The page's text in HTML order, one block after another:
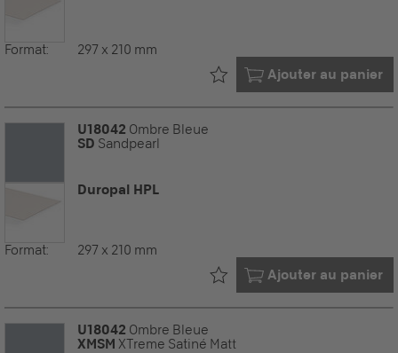
Format: 297 x 210 mm
Ajouter au panier
Déjà dans votre
U18042 Ombre Bleue
SD Sandpearl
Duropal HPL
Format: 297 x 210 mm
Ajouter au panier
Déjà dans votre
U18042 Ombre Bleue
XMSM XTreme Satiné Matt